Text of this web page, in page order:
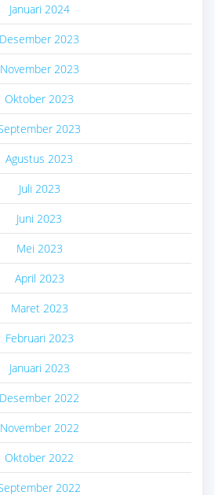
Januari 2024
Desember 2023
November 2023
Oktober 2023
2023
Agustus 2023
Juli 2023
Juni 2023
Mei 2023
April 2023
Maret 2023
Februari 2023
Januari 2023
Desember 2022
November 2022
Oktober 2022
2022